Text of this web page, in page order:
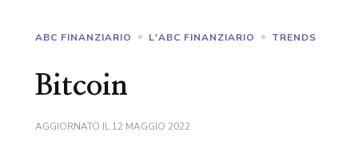
ABC FINANZIARIO L'ABC FINANZIARIO TRENDS
Bitcoin
AGGIORNATO IL12 MAGGIO 2022